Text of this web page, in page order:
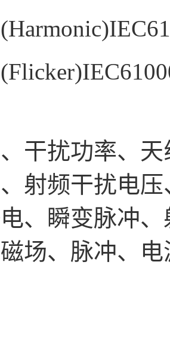
干扰功率、
射频干扰电
、瞬变脉冲
场、脉冲、